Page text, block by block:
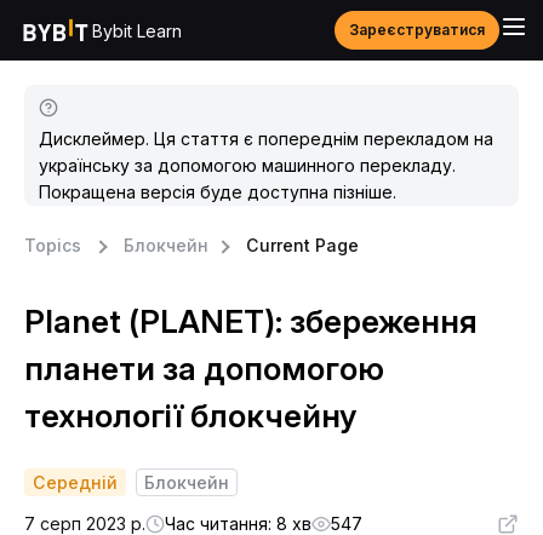
Bybit Learn Зареєструватися
Дисклеймер. Ця стаття є попереднім перекладом на
українську за допомогою машинного перекладу.
Покращена версія буде доступна пізніше.
Topics Блокчейн Current Page
Planet (PLANET): збереження
планети за допомогою
технології блокчейну
Середній
Блокчейн
7 серп 2023 р.
Час читання: 8 хв 547